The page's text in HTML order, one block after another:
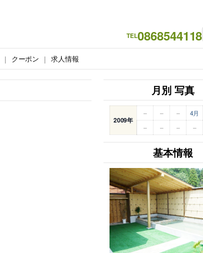
TEL0868544118
クーポン 求人情報
月別 写真
2009年
– – – 4月
–
– – –
基本情報